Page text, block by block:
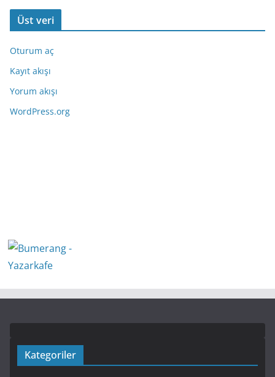
Üst veri
Oturum aç
Kayıt akışı
Yorum akışı
WordPress.org
Kategoriler